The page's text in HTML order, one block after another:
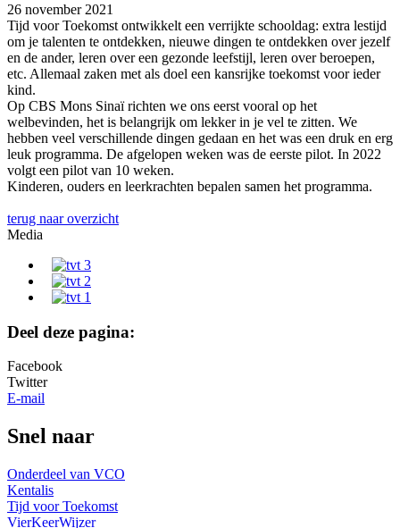
26 november 2021
Tijd voor Toekomst ontwikkelt een verrijkte schooldag: extra lestijd
om je talenten te ontdekken, nieuwe dingen te ontdekken over jezelf
en de ander, leren over een gezonde leefstijl, leren over beroepen,
etc. Allemaal zaken met als doel een kansrijke toekomst voor ieder
kind.
Op CBS Mons Sinaï richten we ons eerst vooral op het
welbevinden, het is belangrijk om lekker in je vel te zitten. We
hebben veel verschillende dingen gedaan en het was een druk en erg
leuk programma. De afgelopen weken was de eerste pilot. In 2022
volgt een pilot van 10 weken.
Kinderen, ouders en leerkrachten bepalen samen het programma.
terug naar overzicht
Media
Deel deze pagina:
Facebook
Twitter
E-mail
Snel naar
Onderdeel van VCO
Kentalis
Tijd voor Toekomst
VierKeerWijzer